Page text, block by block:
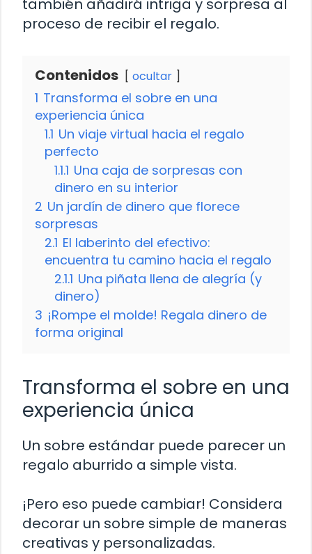
también añadirá intriga y sorpresa al
proceso de recibir el regalo.
Contenidos ocultar
1 Transforma el sobre en una
experiencia única
1.1 Un viaje virtual hacia el regalo
perfecto
1.1.1 Una caja de sorpresas con
dinero en su interior
2 Un jardín de dinero que florece
sorpresas
2.1 El laberinto del efectivo:
encuentra tu camino hacia el regalo
2.1.1 Una piñata llena de alegría (y
dinero)
3 ¡Rompe el molde! Regala dinero de
forma original
Transforma el sobre en una
experiencia única
Un sobre estándar puede parecer un
regalo aburrido a simple vista.
¡Pero eso puede cambiar! Considera
decorar un sobre simple de maneras
creativas y personalizadas.